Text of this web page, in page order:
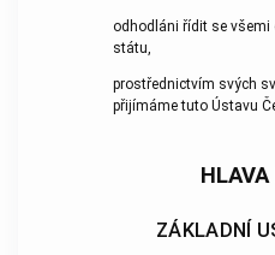
odhodláni řídit se všemi
státu,
prostřednictvím svých
přijímáme tuto Ústavu
HLAVA
ZÁKLADNÍ